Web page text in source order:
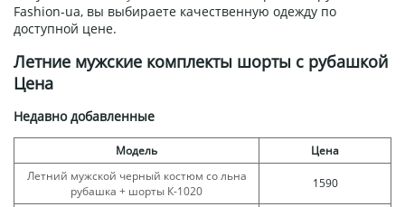
Fashion-ua, вы выбираете качественную одежду по
доступной цене.
Летние мужские комплекты шорты с рубашкой
Цена
Недавно добавленные
Модель
Цена
Летний мужской черный костюм со льна
рубашка + шорты К-1020
1590